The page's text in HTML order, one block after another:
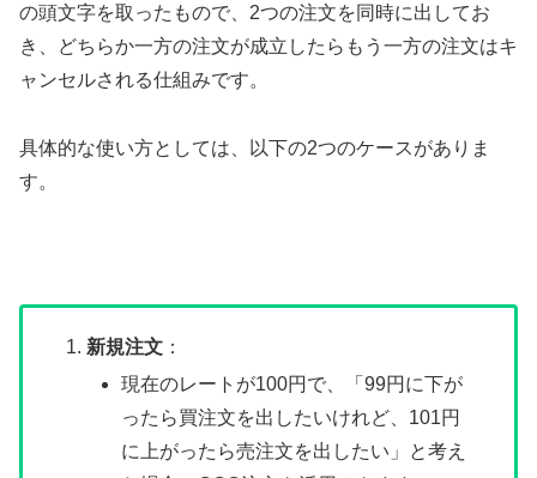
の頭文字を取ったもので、2つの注文を同時に出してお
き、どちらか一方の注文が成立したらもう一方の注文はキ
ャンセルされる仕組みです。
具体的な使い方としては、以下の2つのケースがありま
す。
新規注文 ：
現在のレートが100円で、「99円に下が
ったら買注文を出したいけれど、101円
に上がったら売注文を出したい」と考え